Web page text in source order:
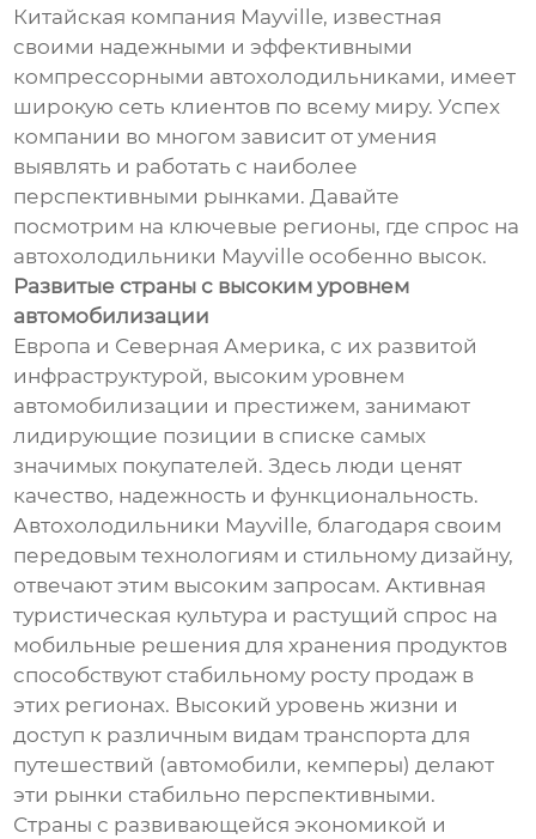
Китайская компания Mayville, известная
своими надежными и эффективными
компрессорными автохолодильниками, имеет
широкую сеть клиентов по всему миру. Успех
компании во многом зависит от умения
выявлять и работать с наиболее
перспективными рынками. Давайте
посмотрим на ключевые регионы, где спрос на
автохолодильники Mayville особенно высок.
Развитые страны с высоким уровнем
автомобилизации
Европа и Северная Америка, с их развитой
инфраструктурой, высоким уровнем
автомобилизации и престижем, занимают
лидирующие позиции в списке самых
значимых покупателей. Здесь люди ценят
качество, надежность и функциональность.
Автохолодильники Mayville, благодаря своим
передовым технологиям и стильному дизайну,
отвечают этим высоким запросам. Активная
туристическая культура и растущий спрос на
мобильные решения для хранения продуктов
способствуют стабильному росту продаж в
этих регионах. Высокий уровень жизни и
доступ к различным видам транспорта для
путешествий (автомобили, кемперы) делают
эти рынки стабильно перспективными.
Страны с развивающейся экономикой и